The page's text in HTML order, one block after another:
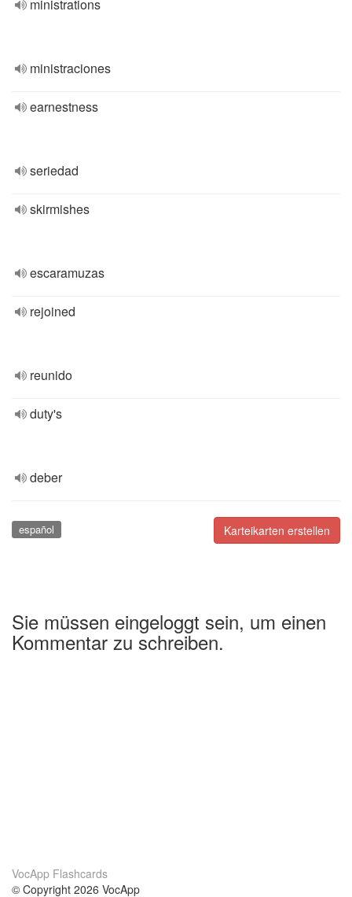
ministrations
ministraciones
earnestness
seriedad
skirmishes
escaramuzas
rejoined
reunido
duty's
deber
Karteikarten erstellen
español
Sie müssen eingeloggt sein, um einen
Kommentar zu schreiben.
VocApp Flashcards
© Copyright 2026 VocApp